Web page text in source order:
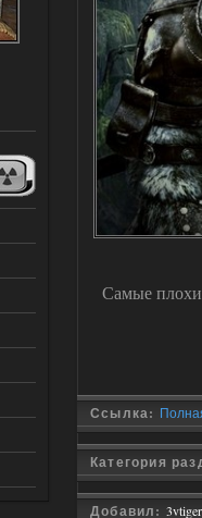
Самые
Ссылка:
Категория
Добавил: 3vtiger